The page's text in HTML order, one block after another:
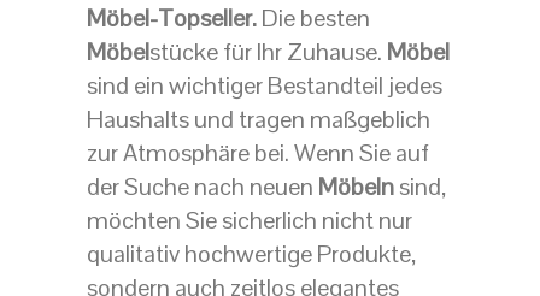
Möbel-Topseller.Die besten
Möbelstücke für Ihr Zuhause. Möbel
sind ein wichtiger Bestandteil jedes
Haushalts und tragen maßgeblich
zur Atmosphäre bei. Wenn Sie auf
der Suche nach neuen Möbelnsind,
möchten Sie sicherlich nicht nur
qualitativ hochwertige Produkte,
sondern auch zeitlos elegantes